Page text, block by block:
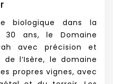
biologique dans la
ans, le Domaine
avec précision et
l’Isère, le domaine
propres vignes, avec